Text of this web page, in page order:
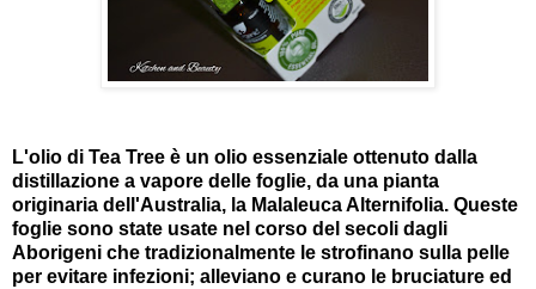
L'olio di Tea Tree è un olio essenziale ottenuto dalla
distillazione a vapore delle foglie, da una pianta
originaria dell'Australia, la Malaleuca Alternifolia. Queste
foglie sono state usate nel corso del secoli dagli
Aborigeni che tradizionalmente le strofinano sulla pelle
per evitare infezioni; alleviano e curano le bruciature ed